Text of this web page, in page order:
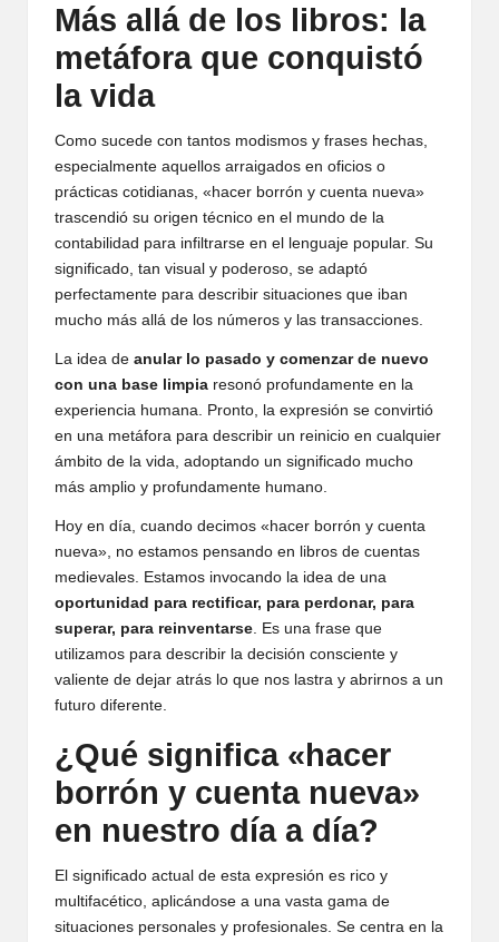
Más allá de los libros: la
metáfora que conquistó
la vida
Como sucede con tantos modismos y frases hechas,
especialmente aquellos arraigados en oficios o
prácticas cotidianas, «hacer borrón y cuenta nueva»
trascendió su origen técnico en el mundo de la
contabilidad para infiltrarse en el lenguaje popular. Su
significado, tan visual y poderoso, se adaptó
perfectamente para describir situaciones que iban
mucho más allá de los números y las transacciones.
La idea de anular lo pasado y comenzar de nuevo
con una base limpia resonó profundamente en la
experiencia humana. Pronto, la expresión se convirtió
en una metáfora para describir un reinicio en cualquier
ámbito de la vida, adoptando un significado mucho
más amplio y profundamente humano.
Hoy en día, cuando decimos «hacer borrón y cuenta
nueva», no estamos pensando en libros de cuentas
medievales. Estamos invocando la idea de una
oportunidad para rectificar, para perdonar, para
superar, para reinventarse . Es una frase que
utilizamos para describir la decisión consciente y
valiente de dejar atrás lo que nos lastra y abrirnos a un
futuro diferente.
¿Qué significa «hacer
borrón y cuenta nueva»
en nuestro día a día?
El significado actual de esta expresión es rico y
multifacético, aplicándose a una vasta gama de
situaciones personales y profesionales. Se centra en la